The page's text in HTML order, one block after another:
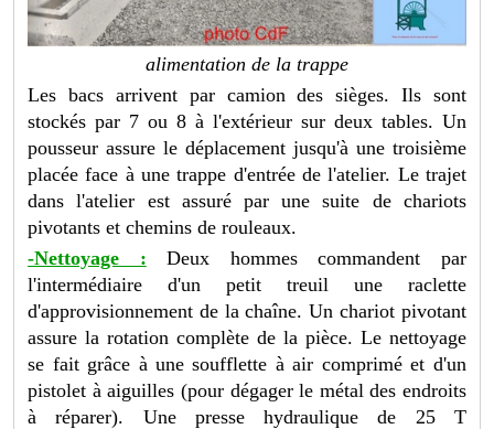
alimentation de la trappe
Les bacs arrivent par camion des sièges. Ils sont
stockés par 7 ou 8 à l'extérieur sur deux tables. Un
pousseur assure le déplacement jusqu'à une troisième
placée face à une trappe d'entrée de l'atelier. Le trajet
dans l'atelier est assuré par une suite de chariots
pivotants et chemins de rouleaux.
-Nettoyage : Deux hommes commandent par
l'intermédiaire d'un petit treuil une raclette
d'approvisionnement de la chaîne. Un chariot pivotant
assure la rotation complète de la pièce. Le nettoyage
se fait grâce à une soufflette à air comprimé et d'un
pistolet à aiguilles (pour dégager le métal des endroits
à réparer). Une presse hydraulique de 25 T